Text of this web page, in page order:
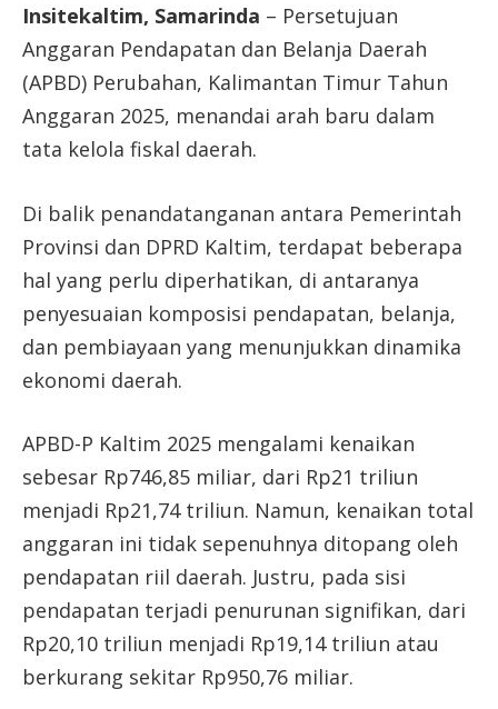
Insitekaltim, Samarinda – Persetujuan
Anggaran Pendapatan dan Belanja Daerah
(APBD) Perubahan, Kalimantan Timur Tahun
Anggaran 2025, menandai arah baru dalam
tata kelola fiskal daerah.
Di balik penandatanganan antara Pemerintah
Provinsi dan DPRD Kaltim, terdapat beberapa
hal yang perlu diperhatikan, di antaranya
penyesuaian komposisi pendapatan, belanja,
dan pembiayaan yang menunjukkan dinamika
ekonomi daerah.
APBD-P Kaltim 2025 mengalami kenaikan
sebesar Rp746,85 miliar, dari Rp21 triliun
menjadi Rp21,74 triliun. Namun, kenaikan total
anggaran ini tidak sepenuhnya ditopang oleh
pendapatan riil daerah. Justru, pada sisi
pendapatan terjadi penurunan signifikan, dari
Rp20,10 triliun menjadi Rp19,14 triliun atau
berkurang sekitar Rp950,76 miliar.